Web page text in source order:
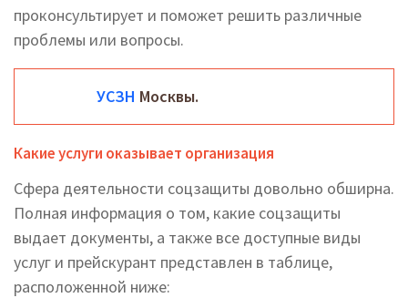
проконсультирует и поможет решить различные
проблемы или вопросы.
УСЗН Москвы.
Какие услуги оказывает организация
Сфера деятельности соцзащиты довольно обширна.
Полная информация о том, какие соцзащиты
выдает документы, а также все доступные виды
услуг и прейскурант представлен в таблице,
расположенной ниже: